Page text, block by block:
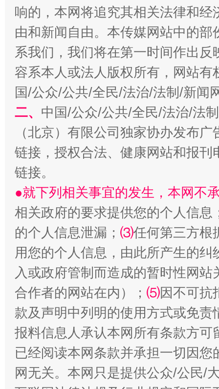
习近平的博鳌关键词
“刷贴”乱象丛生
生
揭批美国五大"原罪" "
响的，本网将追究其相关法律和
由和新闻自由。本传媒网站中的
系我们，我们将在第一时间作出
容系本人或法人版权所有，网站
国/公众/公共/全民/法治/法制/新闻
二、 中国/公众/公共/全民/法治/法
（北京）有限公司独家协办发布
链接，授权合法、健康网站和报
链接。
●就下列相关事宜的发生，本网不
相关政府的要求提供您的个人信息
的个人信息泄漏； ⑶任何第三方根
用您的个人信息，由此所产生的纠
入或政府管制而造成的暂时性网
合作者的网站在内）； ⑸因不可抗
款及声明中列明的使用方式或免责
报料信息人承认本网所有条款方
已经阅读本网条款并承担一切因
网无关。本网只是提供公众/公民/